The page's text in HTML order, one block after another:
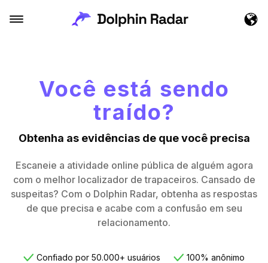
Você está sendo
traído?
Obtenha as evidências de que você precisa
Escaneie a atividade online pública de alguém agora
com o melhor localizador de trapaceiros. Cansado de
suspeitas? Com o Dolphin Radar, obtenha as respostas
de que precisa e acabe com a confusão em seu
relacionamento.
Confiado por 50.000+ usuários 100% anônimo